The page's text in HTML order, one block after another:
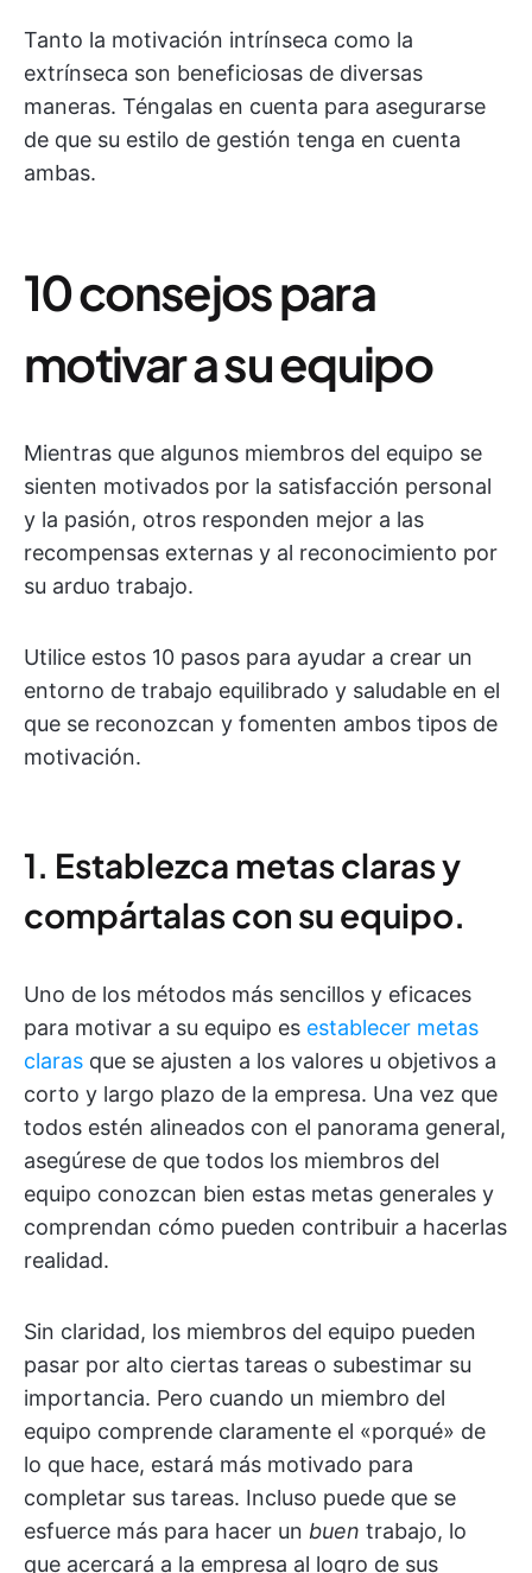
Tanto la motivación intrínseca como la
extrínseca son beneficiosas de diversas
maneras. Téngalas en cuenta para asegurarse
de que su estilo de gestión tenga en cuenta
ambas.
10 consejos para
motivar a su equipo
Mientras que algunos miembros del equipo se
sienten motivados por la satisfacción personal
y la pasión, otros responden mejor a las
recompensas externas y al reconocimiento por
su arduo trabajo.
Utilice estos 10 pasos para ayudar a crear un
entorno de trabajo equilibrado y saludable en el
que se reconozcan y fomenten ambos tipos de
motivación.
1. Establezca metas claras y
compártalas con su equipo.
Uno de los métodos más sencillos y eficaces
para motivar a su equipo es establecer metas
claras que se ajusten a los valores u objetivos a
corto y largo plazo de la empresa. Una vez que
todos estén alineados con el panorama general,
asegúrese de que todos los miembros del
equipo conozcan bien estas metas generales y
comprendan cómo pueden contribuir a hacerlas
realidad.
Sin claridad, los miembros del equipo pueden
pasar por alto ciertas tareas o subestimar su
importancia. Pero cuando un miembro del
equipo comprende claramente el «porqué» de
lo que hace, estará más motivado para
completar sus tareas. Incluso puede que se
esfuerce más para hacer un buen trabajo, lo
que acercará a la empresa al logro de sus